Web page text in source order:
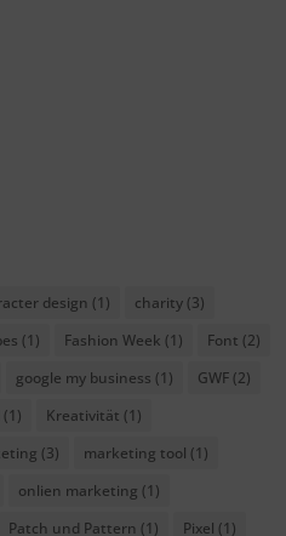
design (1) charity (3)
(1) Fashion Week (1) Font (2)
google my business (1) GWF (2)
(1) Kreativität (1)
(3) marketing tool (1)
onlien marketing (1)
Patch und Pattern (1) Pixel (1)